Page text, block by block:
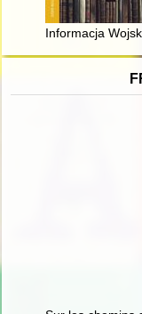
Informacja